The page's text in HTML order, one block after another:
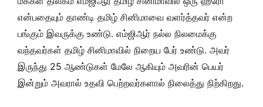
என்பதையும் தாண்டி தமிழ் சினிமாவை வளர்த்தவர் என்ற
பங்கும் இவருக்கு உண்டு. எம்ஜிஆர் நல்ல நிலமைக்கு
வந்தவர்கள் தமிழ் சினிமாவில் நிறைய பேர் உண்டு. அவர்
இருந்து 25 ஆண்டுகள் மேலே ஆகியும் அவரின் பெயர்
இன்றும் அவரால் உதவி பெற்றவர்களால் நிலைத்து நிற்கிறது.